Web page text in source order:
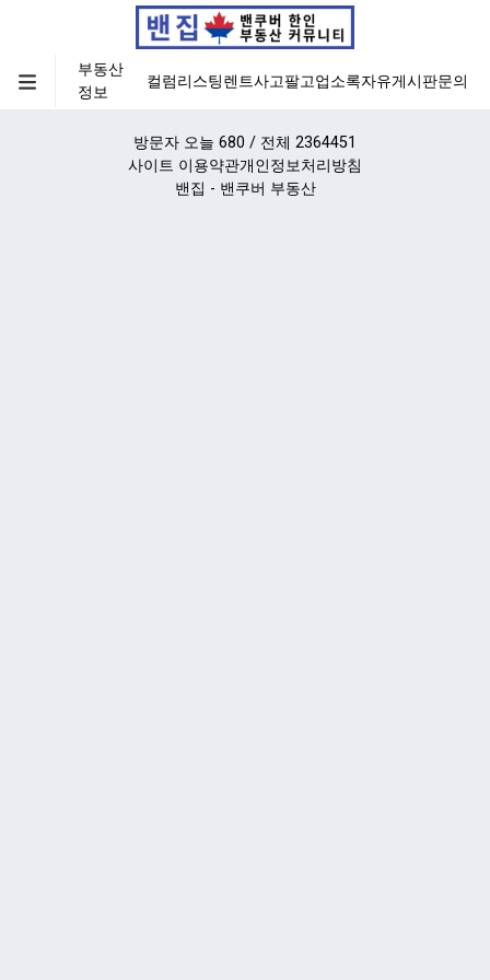
부동산
정보
컬럼리스팅렌트사고팔고업소록자유게시판문의
방문자 오늘 680 / 전체 2364451
사이트 이용약관개인정보처리방침
밴집 - 밴쿠버 부동산